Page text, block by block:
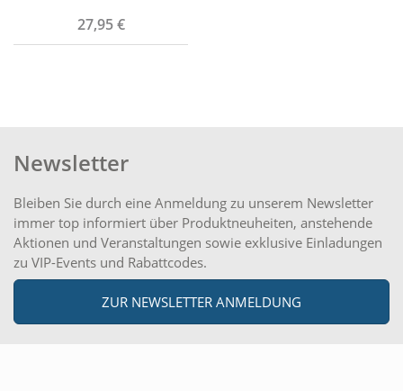
27,95 €
Newsletter
Bleiben Sie durch eine Anmeldung zu unserem Newsletter
immer top informiert über Produktneuheiten, anstehende
Aktionen und Veranstaltungen sowie exklusive Einladungen
zu VIP-Events und Rabattcodes.
ZUR NEWSLETTER ANMELDUNG